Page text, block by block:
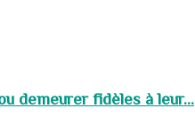
demeurer fidèles à leur...